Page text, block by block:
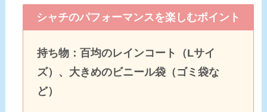
シャチのパフォーマンスを楽しむポイント
持ち物：百均のレインコート（Lサイ
ズ）、大きめのビニール袋（ゴミ袋な
ど）